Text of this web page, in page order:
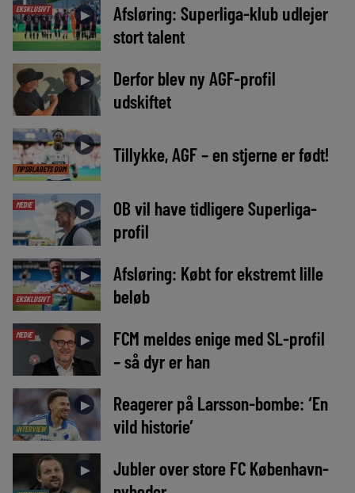
EKSKLUSIVT ►
Afsløring: Superliga-klub udlejer
stort talent
►
Derfor blev ny AGF-profil
udskiftet
TIPSBLADETS DOM
► Tillykke, AGF – en stjerne er født!
MEDIE ►
OB vil have tidligere Superliga-
profil
EKSKLUSIVT
►
Afsløring: Købt for ekstremt lille
beløb
MEDIE ►
FCM meldes enige med SL-profil
– så dyr er han
INTERVIEW
►
Reagerer på Larsson-bombe: ‘En
vild historie’
►
Jubler over store FC København-